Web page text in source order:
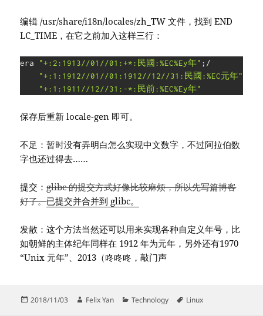
编辑 /usr/share/i18n/locales/zh_TW 文件，找到 END
LC_TIME，在它之前加入这样三行：
era "+:2:1913//01//01:+*:民國:%EC%Ey年" ; /
"+:1:1912//01//01:1912//12//31:民國:%EC元年"
"+:1:1911//12//31:-*:民前:%EC%Ey年"
保存后重新 locale-gen 即可。
不足：暂时没有弄明白怎么实现中文数字，不过阿拉伯数
字也还过得去……
提交：glibc 的提交方式好像比较麻烦，所以先写篇博客
好了。已提交并合并到 glibc。
发散：这个方法当然还可以用来实现各种自定义年号，比
如朝鲜的主体纪年同样在 1912 年为元年，另外还有1970
“Unix 元年”、2013（咚咚咚，敲门声
Posted
2018/11/03 Author
Felix Yan Categories
Technology Tags
Linux